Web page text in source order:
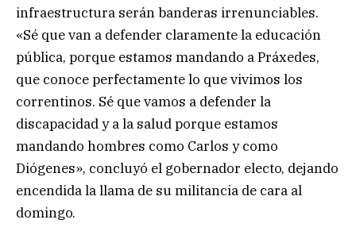
infraestructura serán banderas irrenunciables.
«Sé que van a defender claramente la educación
pública, porque estamos mandando a Práxedes,
que conoce perfectamente lo que vivimos los
correntinos. Sé que vamos a defender la
discapacidad y a la salud porque estamos
mandando hombres como Carlos y como
Diógenes», concluyó el gobernador electo, dejando
encendida la llama de su militancia de cara al
domingo.